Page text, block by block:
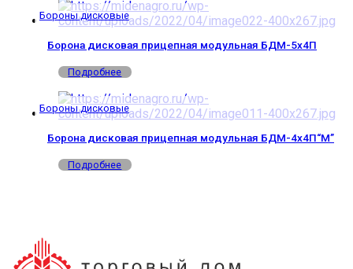
Бороны дисковые
Борона дисковая прицепная модульная БДМ-5х4П
Подробнее
Бороны дисковые
Борона дисковая прицепная модульная БДМ-4х4П“М”
Подробнее